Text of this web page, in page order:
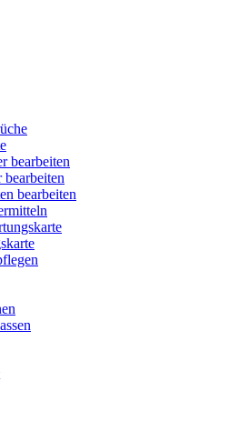
bearbeiten
bearbeiten